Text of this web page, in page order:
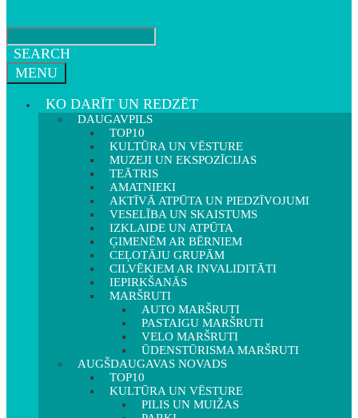
SEARCH
MENU
KO DARĪT UN REDZĒT
DAUGAVPILS
TOP10
KULTŪRA UN VĒSTURE
MUZEJI UN EKSPOZĪCIJAS
TEĀTRIS
AMATNIEKI
AKTĪVĀ ATPŪTA UN PIEDZĪVOJUMI
VESELĪBA UN SKAISTUMS
IZKLAIDE UN ATPŪTA
ĢIMENĒM AR BĒRNIEM
CEĻOTĀJU GRUPĀM
CILVĒKIEM AR INVALIDITĀTI
IEPIRKŠANĀS
MARŠRUTI
AUTO MARŠRUTI
PASTAIGU MARŠRUTI
VELO MARŠRUTI
ŪDENSTŪRISMA MARŠRUTI
AUGŠDAUGAVAS NOVADS
TOP10
KULTŪRA UN VĒSTURE
PILIS UN MUIŽAS